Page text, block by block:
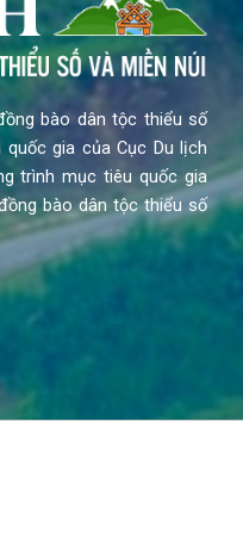
bào dân tộc thiểu số
gia của Cục Du lịch
trình mục tiêu quốc gia
bào dân tộc thiểu số